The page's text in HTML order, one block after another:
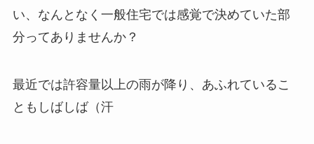
い、なんとなく一般住宅では感覚で決めていた部
分ってありませんか？
最近では許容量以上の雨が降り、あふれているこ
ともしばしば（汗